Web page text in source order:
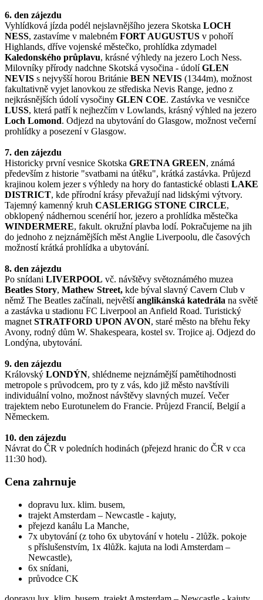
6. den zájezdu
Vyhlídková jízda podél nejslavnějšího jezera Skotska LOCH
NESS, zastavíme v malebném FORT AUGUSTUS v pohoří
Highlands, dříve vojenské městečko, prohlídka zdymadel
Kaledonského průplavu, krásné výhledy na jezero Loch Ness.
Milovníky přírody nadchne Skotská vysočina - údolíGLEN
NEVIS s nejvyšší horou Británie BEN NEVIS (1344m), možnost
fakultativně vyjet lanovkou ze střediska Nevis Range, jedno z
nejkrásnějších údolí vysočiny GLEN COE. Zastávka ve vesničce
LUSS, která patří k nejhezčím v Lowlands, krásný výhled na jezero
Loch Lomond. Odjezd na ubytování do Glasgow, možnost večerní
prohlídky a posezení v Glasgow.
7. den zájezdu
Historicky první vesnice Skotska GRETNA GREEN, známá
především z historie "svatbami na útěku", krátká zastávka. Průjezd
krajinou kolem jezer s výhledy na hory do fantastické oblasti LAKE
DISTRICT, kde přírodní krásy převažují nad lidskými výtvory.
Tajemný kamenný kruh CASLERIGG STONE CIRCLE,
obklopený nádhernou scenérií hor, jezero a prohlídka městečka
WINDERMERE, fakult. okružní plavba lodí. Pokračujeme na jih
do jednoho z nejznámějších měst Anglie Liverpoolu, dle časových
možností krátká prohlídka a ubytování.
8. den zájezdu
Po snídani LIVERPOOL vč. návštěvy světoznámého muzea
Beatles Story, Mathew Street, kde býval slavný Cavern Club v
němž The Beatles začínali, největšíanglikánská katedrála na světě
a zastávka u stadionu FC Liverpool an Anfield Road. Turistický
magnet STRATFORD UPON AVON, staré město na břehu řeky
Avony, rodný dům W. Shakespeara, kostel sv. Trojice aj. Odjezd do
Londýna, ubytování.
9. den zájezdu
Královský LONDÝN, shlédneme nejznámější pamětihodnosti
metropole s průvodcem, pro ty z vás, kdo již město navštívili
individuální volno, možnost návštěvy slavných muzeí. Večer
trajektem nebo Eurotunelem do Francie. Průjezd Francií, Belgií a
Německem.
10. den zájezdu
Návrat do ČR v poledních hodinách (přejezd hranic do ČR v cca
11:30 hod).
Cena zahrnuje
dopravu lux. klim. busem,
trajekt Amsterdam – Newcastle - kajuty,
přejezd kanálu La Manche,
7x ubytování (z toho 6x ubytování v hotelu - 2lůžk. pokoje
s příslušenstvím, 1x 4lůžk. kajuta na lodi Amsterdam –
Newcastle),
6x snídani,
průvodce CK